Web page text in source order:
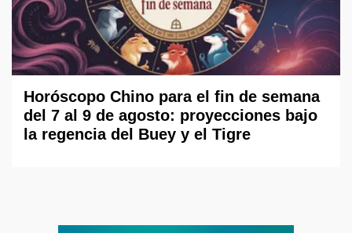
Horóscopo Chino para el fin de semana
del 7 al 9 de agosto: proyecciones bajo
la regencia del Buey y el Tigre